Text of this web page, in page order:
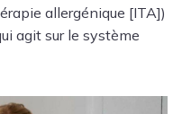
allergénique [ITA])
agit sur le système